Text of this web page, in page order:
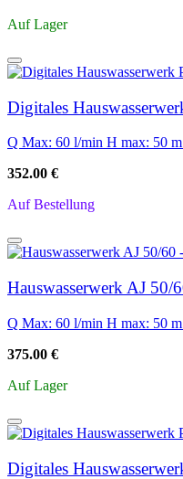
Auf Lager
Digitales
Q Max: 60 l/min H max: 50 m
352.00 €
Auf Bestellung
Hauswasserwerk AJ 50/
Q Max: 60 l/min H max: 50 m
375.00 €
Auf Lager
Digitales